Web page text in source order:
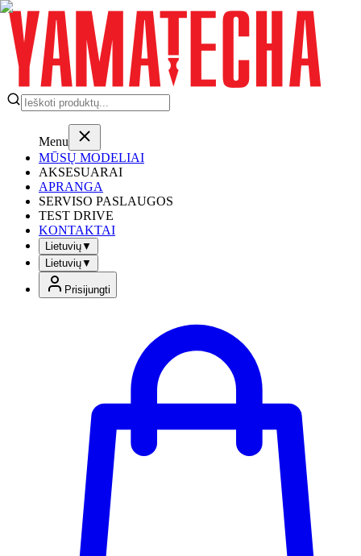
Menu
MŪSŲ MODELIAI
AKSESUARAI
APRANGA
SERVISO PASLAUGOS
TEST DRIVE
KONTAKTAI
Lietuvių▼
Lietuvių▼
Prisijungti